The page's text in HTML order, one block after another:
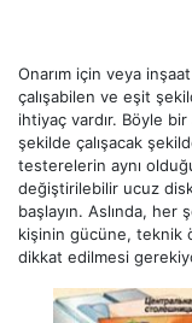
Onarım için veya
çalışabilen ve eşit
ihtiyaç vardır. Böyle
şekilde çalışacak
testerelerin aynı
değiştirilebilir ucuz
başlayın. Aslında,
kişinin gücüne, teknik
dikkat edilmesi